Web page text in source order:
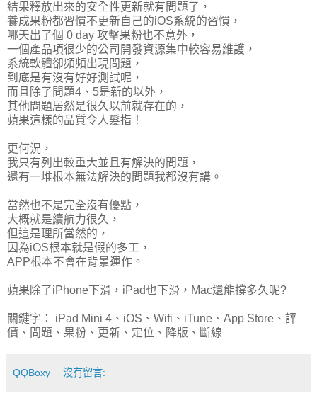
結果釋放出來的安全性更新就有問題了，
養成果粉都習慣不更新自己的iOS系統的習慣，
哪天出了個 0 day 攻擊果粉也不意外，
一個產品項很少的公司開發資源集中較容易維護，
系統軟體卻頻頻出現問題，
到底是有沒有好好測試呢，
而且除了問題4、5是新的以外，
其他問題居然是很久以前就存在的，
蘋果這樣的品質令人髮指！
更何況，
我只有列出較重大並且有解決的問題，
還有一堆根本無法解決的問題我都沒有講。
當然也不是完全沒有優點，
大概就是續航力很久，
但這是理所當然的，
因為iOS根本就是假的多工，
APP根本不會在背景運作。
蘋果除了iPhone下滑，iPad也下滑，Mac還能撐多久呢?
關鍵字： iPad Mini 4、iOS、Wifi、iTune、App Store、評
價、問題、果粉、更新、定位、降版、斷線
QQBoxy 沒有留言: